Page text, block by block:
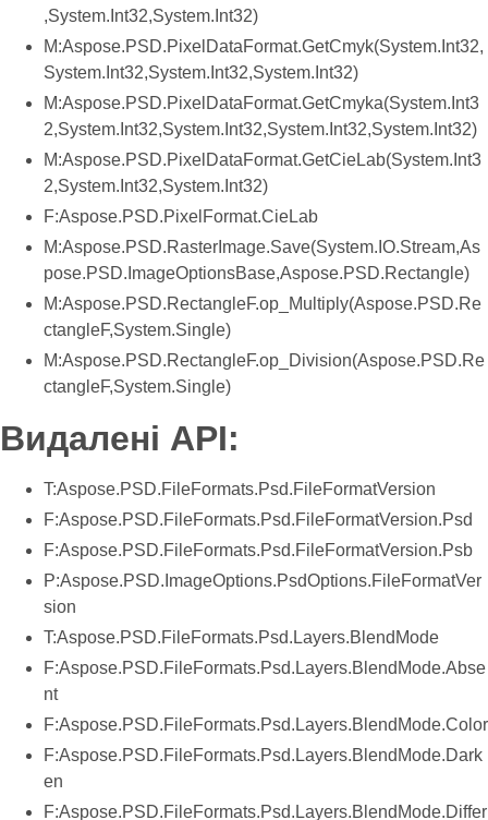
,System.Int32,System.Int32)
M:Aspose.PSD.PixelDataFormat.GetCmyk(System.Int32,
System.Int32,System.Int32,System.Int32)
M:Aspose.PSD.PixelDataFormat.GetCmyka(System.Int3
2,System.Int32,System.Int32,System.Int32,System.Int32)
M:Aspose.PSD.PixelDataFormat.GetCieLab(System.Int3
2,System.Int32,System.Int32)
F:Aspose.PSD.PixelFormat.CieLab
M:Aspose.PSD.RasterImage.Save(System.IO.Stream,As
pose.PSD.ImageOptionsBase,Aspose.PSD.Rectangle)
M:Aspose.PSD.RectangleF.op_Multiply(Aspose.PSD.Re
ctangleF,System.Single)
M:Aspose.PSD.RectangleF.op_Division(Aspose.PSD.Re
ctangleF,System.Single)
Видалені API:
T:Aspose.PSD.FileFormats.Psd.FileFormatVersion
F:Aspose.PSD.FileFormats.Psd.FileFormatVersion.Psd
F:Aspose.PSD.FileFormats.Psd.FileFormatVersion.Psb
P:Aspose.PSD.ImageOptions.PsdOptions.FileFormatVer
sion
T:Aspose.PSD.FileFormats.Psd.Layers.BlendMode
F:Aspose.PSD.FileFormats.Psd.Layers.BlendMode.Abse
nt
F:Aspose.PSD.FileFormats.Psd.Layers.BlendMode.Color
F:Aspose.PSD.FileFormats.Psd.Layers.BlendMode.Dark
en
F:Aspose.PSD.FileFormats.Psd.Layers.BlendMode.Differ